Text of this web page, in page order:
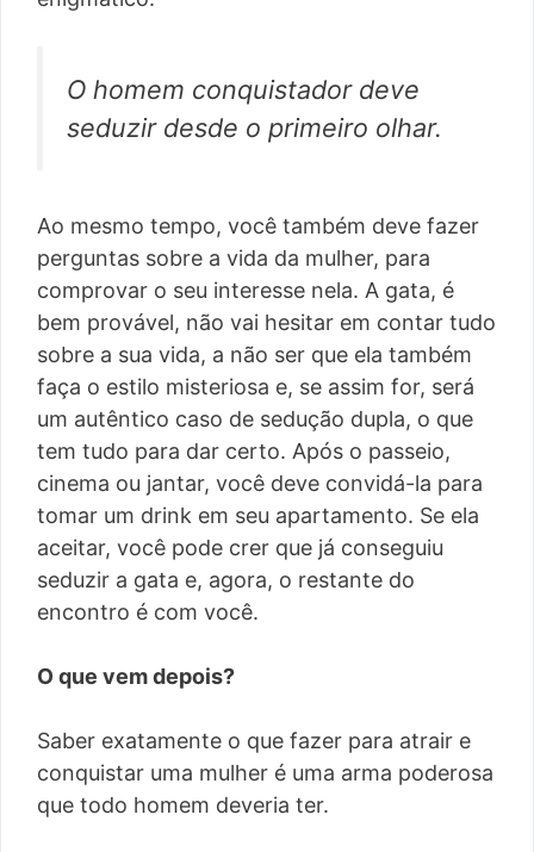
O homem conquistador deve
seduzir desde o primeiro olhar.
Ao mesmo tempo, você também deve fazer
perguntas sobre a vida da mulher, para
comprovar o seu interesse nela. A gata, é
bem provável, não vai hesitar em contar tudo
sobre a sua vida, a não ser que ela também
faça o estilo misteriosa e, se assim for, será
um autêntico caso de sedução dupla, o que
tem tudo para dar certo. Após o passeio,
cinema ou jantar, você deve convidá-la para
tomar um drink em seu apartamento. Se ela
aceitar, você pode crer que já conseguiu
seduzir a gata e, agora, o restante do
encontro é com você.
O que vem depois?
Saber exatamente o que fazer para atrair e
conquistar uma mulher é uma arma poderosa
que todo homem deveria ter.